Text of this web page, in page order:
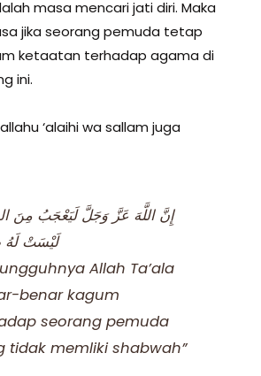
masa mencari jati diri. Maka
jika seorang pemuda tetap
ketaatan terhadap agama di
ini.
‘alaihi wa sallam juga
إِنَّ اللَّهَ عَزَّ وَجَلَّ لَيَعْجَبُ مِنَ
لَيْسَتْ لَهُ
Allah Ta’ala
benar kagum
seorang pemuda
tidak memliki shabwah”